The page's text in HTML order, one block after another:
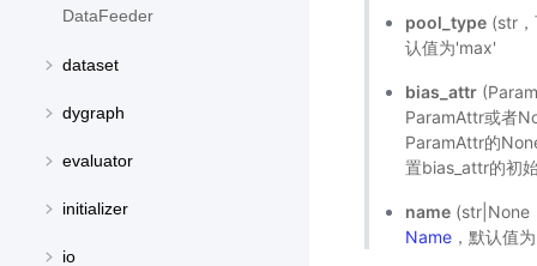
DataFeeder
dataset
dygraph
evaluator
initializer
io
pool_type (str
认值为'max'
bias_attr
ParamAttr或者
ParamAttr的
置bias_attr的初
name (str|None
Name ，默认值